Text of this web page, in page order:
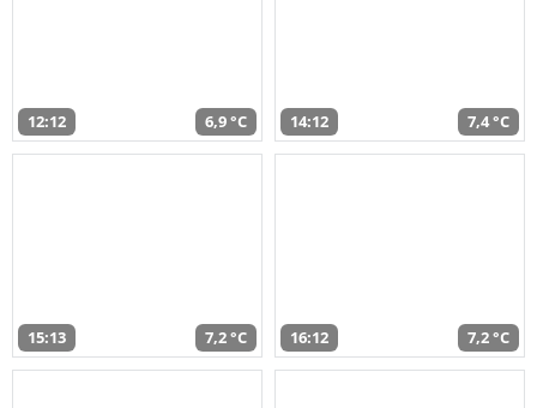
12:12 6,9 °C 14:12 7,4 °C
15:13 7,2 °C 16:12 7,2 °C